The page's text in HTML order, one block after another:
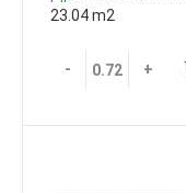
23.04 m2
- +